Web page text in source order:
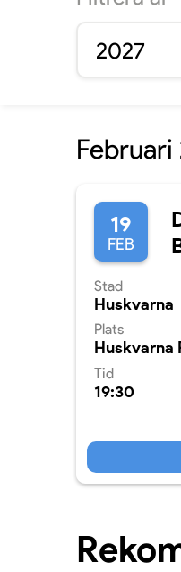
2027
19
FEB
Stad
Huskvarna
Plats
Huskvarna
Tid
19:30